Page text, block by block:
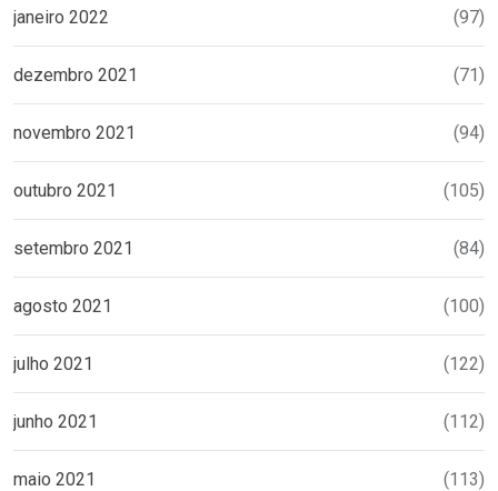
janeiro 2022 (97)
dezembro 2021 (71)
novembro 2021 (94)
outubro 2021 (105)
setembro 2021 (84)
agosto 2021 (100)
julho 2021 (122)
junho 2021 (112)
maio 2021 (113)